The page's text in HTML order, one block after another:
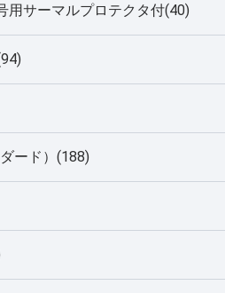
用サーマルプロテクタ付(40)
ード）(188)